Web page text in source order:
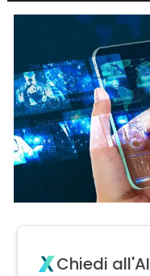
Chiedi all'AI